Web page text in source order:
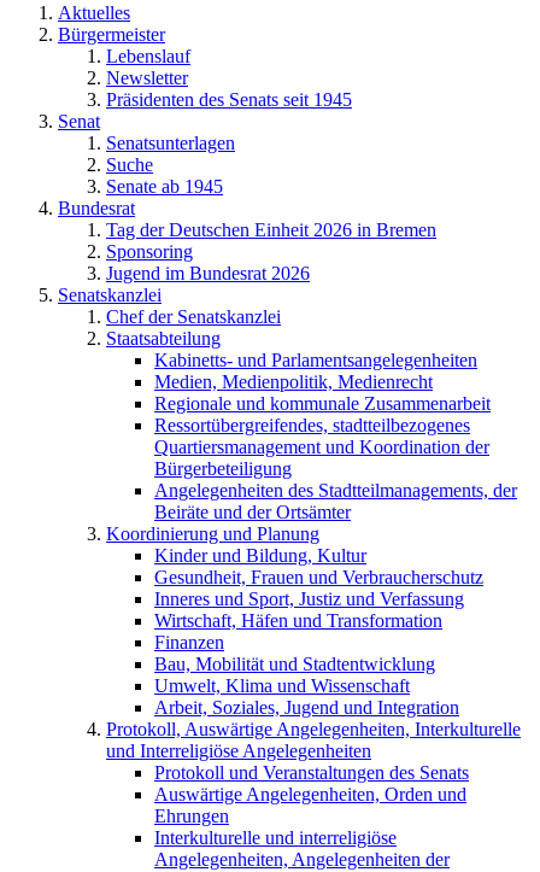
Aktuelles
Bürgermeister
Lebenslauf
Newsletter
Präsidenten des Senats seit 1945
Senat
Senatsunterlagen
Suche
Senate ab 1945
Bundesrat
Tag der Deutschen Einheit 2026 in Bremen
Sponsoring
Jugend im Bundesrat 2026
Senatskanzlei
Chef der Senatskanzlei
Staatsabteilung
Kabinetts- und Parlamentsangelegenheiten
Medien, Medienpolitik, Medienrecht
Regionale und kommunale Zusammenarbeit
Ressortübergreifendes, stadtteilbezogenes
Quartiersmanagement und Koordination der
Bürgerbeteiligung
Angelegenheiten des Stadtteilmanagements, der
Beiräte und der Ortsämter
Koordinierung und Planung
Kinder und Bildung, Kultur
Gesundheit, Frauen und Verbraucherschutz
Inneres und Sport, Justiz und Verfassung
Wirtschaft, Häfen und Transformation
Finanzen
Bau, Mobilität und Stadtentwicklung
Umwelt, Klima und Wissenschaft
Arbeit, Soziales, Jugend und Integration
Protokoll, Auswärtige Angelegenheiten, Interkulturelle
und Interreligiöse Angelegenheiten
Protokoll und Veranstaltungen des Senats
Auswärtige Angelegenheiten, Orden und
Ehrungen
Interkulturelle und interreligiöse
Angelegenheiten, Angelegenheiten der